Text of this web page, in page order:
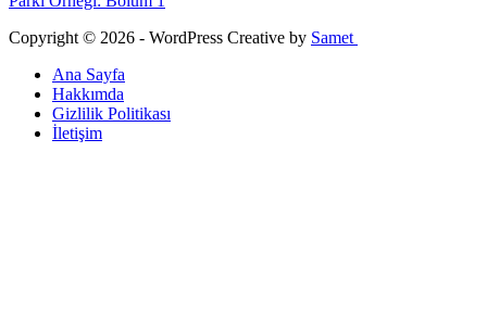
Copyright © 2026 - WordPress Creative by Samet
Ana Sayfa
Hakkımda
Gizlilik Politikası
İletişim